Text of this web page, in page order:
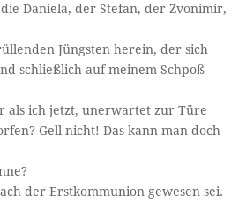
Daniela, der Stefan, der Zvonimir,
Jüngsten herein, der sich
schließlich auf meinem Schpoß
als ich jetzt, unerwartet zur Türe
Gell nicht! Das kann man doch
der Erstkommunion gewesen sei.